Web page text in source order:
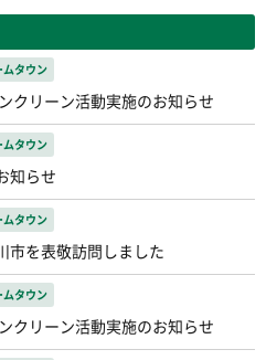
ムタウン
クリーン活動実施のお知らせ
ムタウン
知らせ
ムタウン
市を表敬訪問しました
ムタウン
クリーン活動実施のお知らせ